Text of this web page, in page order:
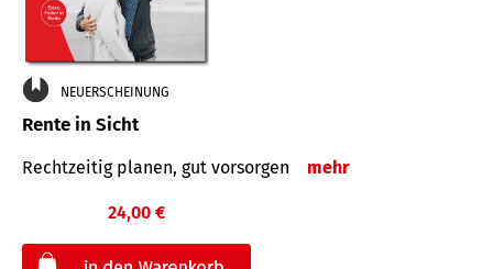
NEUERSCHEINUNG
Rente in Sicht
Rechtzeitig planen, gut vorsorgen mehr
24,00 €